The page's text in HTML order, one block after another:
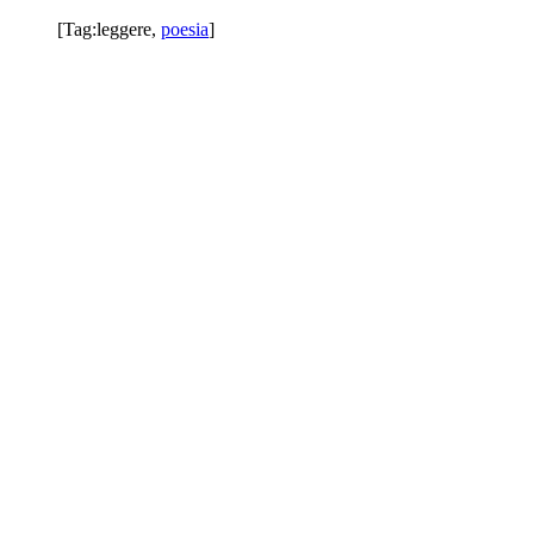
[Tag:leggere, poesia]